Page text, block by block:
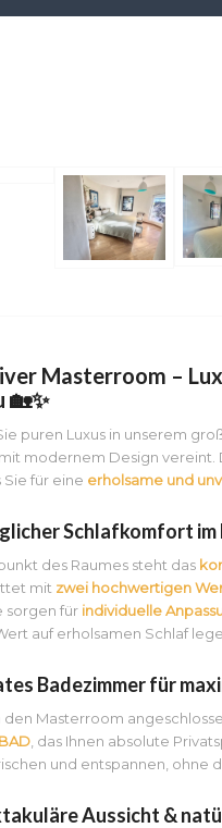
Masterroom –
🏡✨
puren Luxus in unserem
modernem Design vereint.
Sie für eine erholsame und
Schlafkomfort
des Raumes steht das
mit zwei hochwertigen
sorgen für individuelle
auf erholsamen Schlaf
Badezimmer für
den Masterroom
, das Ihnen absolute
und entspannen, ohne
Aussicht &